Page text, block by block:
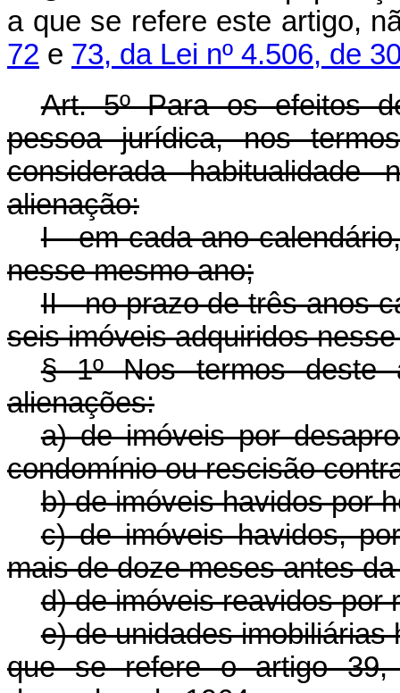
a que se refere este artigo,
72 e 73, da Lei nº 4.506, de
Art. 5º Para os efeitos
pessoa jurídica, nos
considerada
alienação:
I - em cada ano
nesse mesmo ano;
II - no prazo de três anos
seis imóveis adquiridos
§ 1º Nos termos deste
alienações:
a) de imóveis por
condomínio ou rescisão
b) de imóveis havidos por
c) de imóveis havidos,
mais de doze meses antes
d) de imóveis reavidos por
e) de unidades imobiliárias
que se refere o artigo